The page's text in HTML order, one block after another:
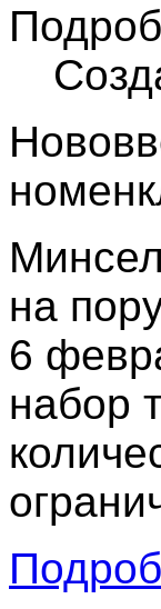
на
6
набор